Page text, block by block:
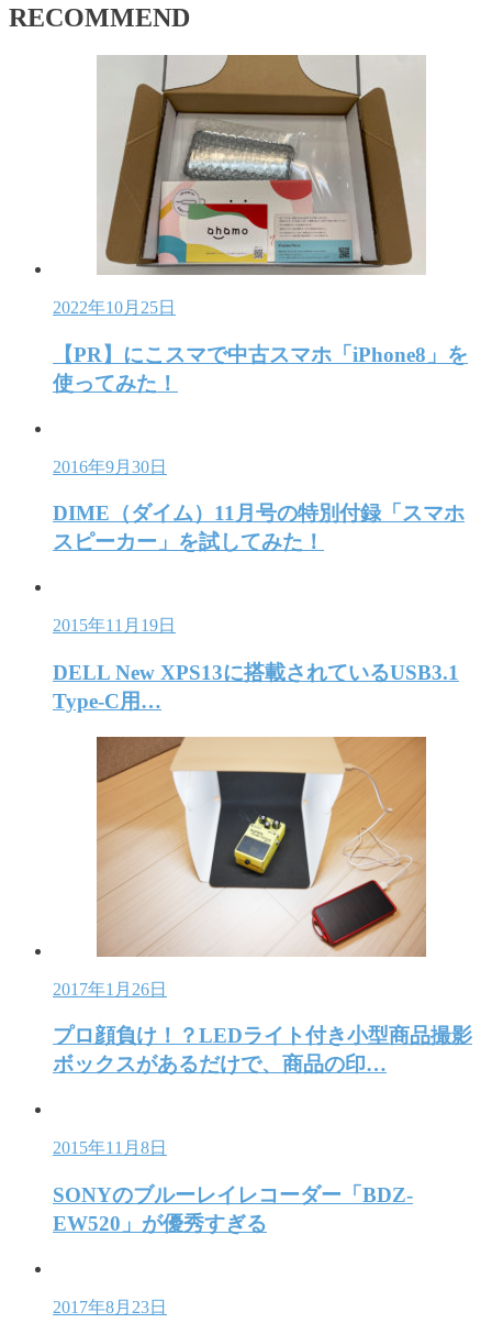
RECOMMEND
2022年10月25日
【PR】にこスマで中古スマホ「iPhone8」を
使ってみた！
2016年9月30日
DIME（ダイム）11月号の特別付録「スマホ
スピーカー」を試してみた！
2015年11月19日
DELL New XPS13に搭載されているUSB3.1
Type-C用…
2017年1月26日
プロ顔負け！？LEDライト付き小型商品撮影
ボックスがあるだけで、商品の印…
2015年11月8日
SONYのブルーレイレコーダー「BDZ-
EW520」が優秀すぎる
2017年8月23日